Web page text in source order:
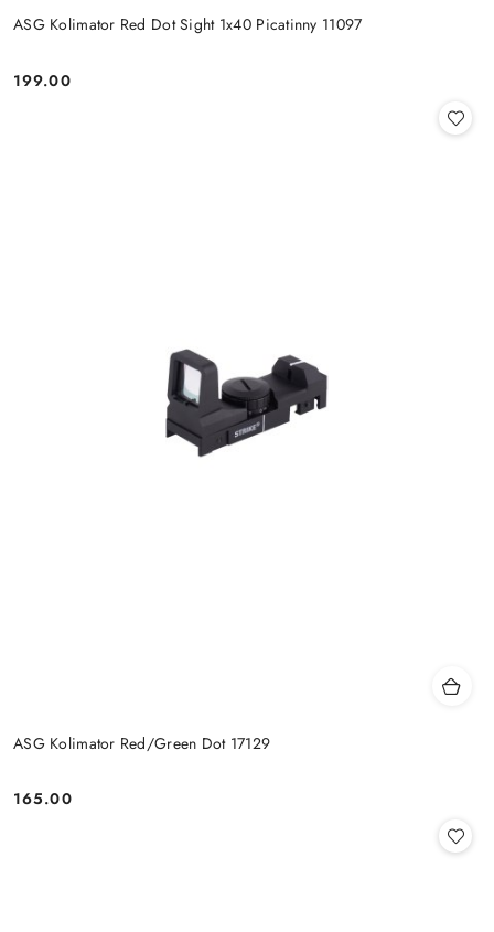
ASG Kolimator Red Dot Sight 1x40 Picatinny 11097
Cena:
199.00
ASG Kolimator Red/Green Dot 17129
Cena:
165.00